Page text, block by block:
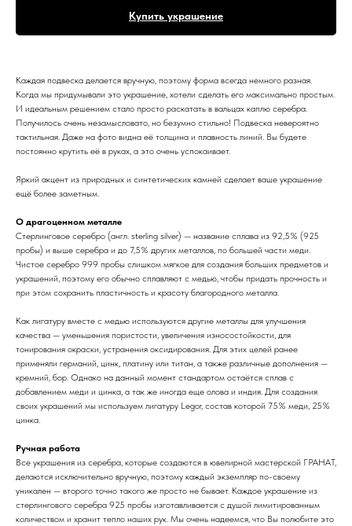
Купить украшение
Каждая подвеска делается вручную, поэтому форма всегда немного разная.
Когда мы придумывали это украшение, хотели сделать его максимально простым.
И идеальным решением стало просто раскатать в вальцах каплю серебра.
Получилось очень незамысловато, но безумно стильно! Подвеска невероятно
тактильная. Даже на фото видна её толщина и плавность линий. Вы будете
постоянно крутить её в руках, а это очень успокаивает.
Яркий акцент из природных и синтетических камней сделает ваше украшение
ещё более заметным.
О драгоценном металле
Стерлинговое серебро (англ. sterling silver) — название сплава из 92,5% (925
пробы) и выше серебра и до 7,5% других металлов, по большей части меди.
Чистое серебро 999 пробы слишком мягкое для создания больших предметов и
украшений, поэтому его обычно сплавляют с медью, чтобы придать прочность и
при этом сохранить пластичность и красоту благородного металла.
Как лигатуру вместе с медью используются другие металлы для улучшения
качества — уменьшения пористости, увеличения износостойкости, для
тонирования окраски, устранения оксидирования. Для этих целей ранее
применяли германий, цинк, платину или титан, а также различные дополнения —
кремний, бор. Однако на данный момент стандартом остаётся сплав с
добавлением меди и цинка, а так же иногда еще олова и индия. Для создания
своих украшений мы используем лигатуру Legor, состав которой 75% меди, 25%
цинка.
Ручная работа
Все украшения из серебра, которые создаются в ювелирной мастерской ГРАНАТ,
делаются исключительно вручную, поэтому каждый экземпляр по-своему
уникален — второго точно такого же просто не бывает. Каждое украшение из
стерлингового серебра 925 пробы изготавливается с душой лимитированным
количеством и хранит тепло наших рук. Мы очень надеемся, что Вы полюбите это